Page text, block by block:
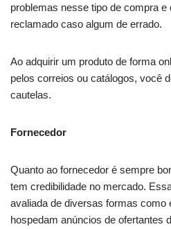
problemas nesse tipo de compra
reclamado caso algum de errado.
Ao adquirir um produto de forma
pelos correios ou catálogos, você
cautelas.
Fornecedor
Quanto ao fornecedor é sempre
tem credibilidade no mercado.
avaliada de diversas formas como
hospedam anúncios de ofertantes